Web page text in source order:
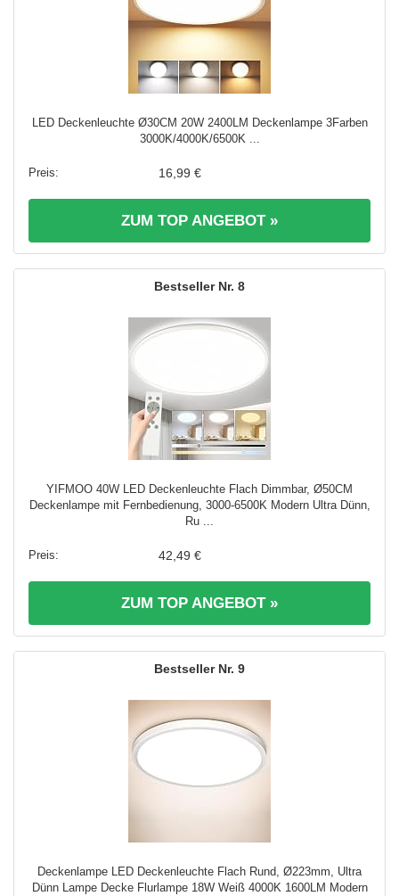
LED Deckenleuchte Ø30CM 20W 2400LM Deckenlampe 3Farben
3000K/4000K/6500K ...
16,99 €
ZUM TOP ANGEBOT »
8
YIFMOO 40W LED Deckenleuchte Flach Dimmbar, Ø50CM
Deckenlampe mit Fernbedienung, 3000-6500K Modern Ultra Dünn,
Ru ...
42,49 €
ZUM TOP ANGEBOT »
9
Deckenlampe LED Deckenleuchte Flach Rund, Ø223mm, Ultra
Dünn Lampe Decke Flurlampe 18W Weiß 4000K 1600LM Modern